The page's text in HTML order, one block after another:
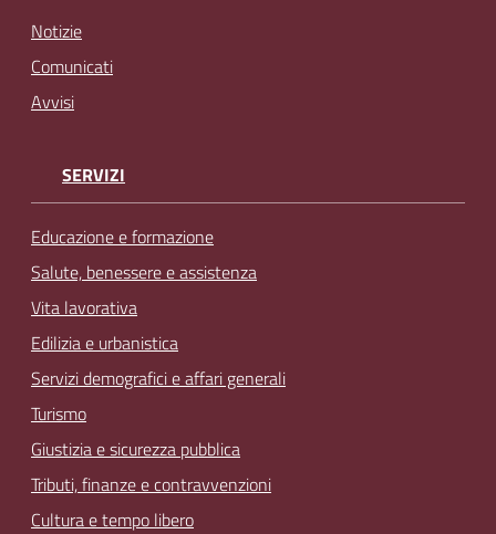
Notizie
Comunicati
Avvisi
SERVIZI
Educazione e formazione
Salute, benessere e assistenza
Vita lavorativa
Edilizia e urbanistica
Servizi demografici e affari generali
Turismo
Giustizia e sicurezza pubblica
Tributi, finanze e contravvenzioni
Cultura e tempo libero